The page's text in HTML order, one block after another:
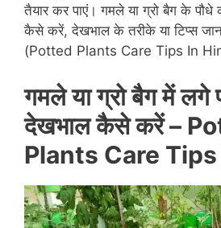
तैयार कर पाएं। गमले या ग्रो बैग के
कैसे करें, देखभाल के तरीके या टिप्स
(Potted Plants Care Tips In
गमले या ग्रो बैग में लगे
देखभाल कैसे करें –
Plants Care